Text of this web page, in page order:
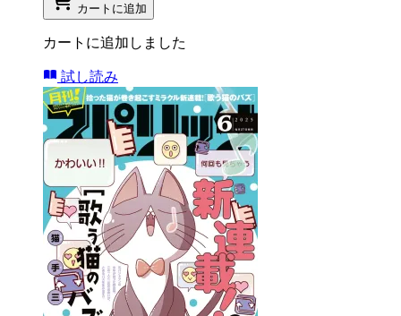
カートに追加
カートに追加しました
試し読み